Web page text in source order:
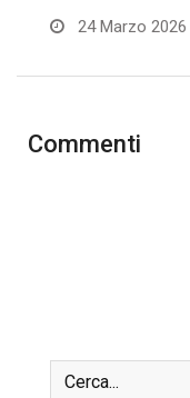
24 Marzo 2026
Commenti